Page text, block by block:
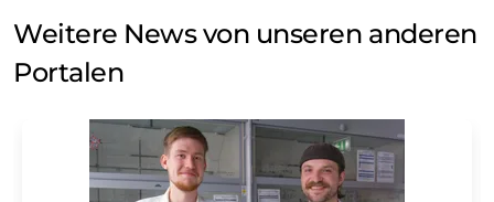
Weitere News von unseren anderen
Portalen